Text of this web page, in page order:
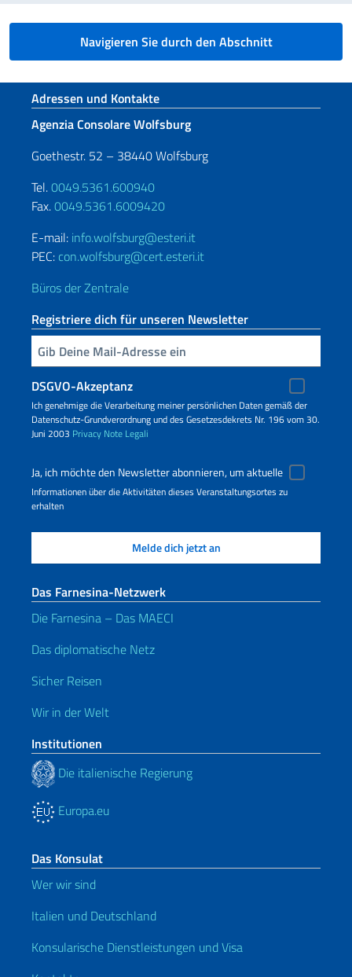
Navigieren Sie durch den Abschnitt
Fußbereich
Adressen und Kontakte
Agenzia Consolare Wolfsburg
Goethestr. 52 – 38440 Wolfsburg
Tel.0049.5361.600940
Fax.0049.5361.6009420
E-mail: info.wolfsburg@esteri.it
PEC: con.wolfsburg@cert.esteri.it
Büros der Zentrale
Registriere dich für unseren Newsletter
Geben Sie Ihre E-Mail ein
DSGVO-Akzeptanz
Ich genehmige die Verarbeitung meiner persönlichen Daten gemäß der
Datenschutz-Grundverordnung und des Gesetzesdekrets Nr. 196 vom 30.
Juni 2003 Privacy Note Legali
Ja, ich möchte den Newsletter abonnieren, um aktuelle
Informationen über die Aktivitäten dieses Veranstaltungsortes zu
erhalten
Das Farnesina-Netzwerk
Die Farnesina – Das MAECI
Das diplomatische Netz
Sicher Reisen
Wir in der Welt
Institutionen
Die italienische Regierung
Europa.eu
Das Konsulat
Wer wir sind
Italien und Deutschland
Konsularische Dienstleistungen und Visa